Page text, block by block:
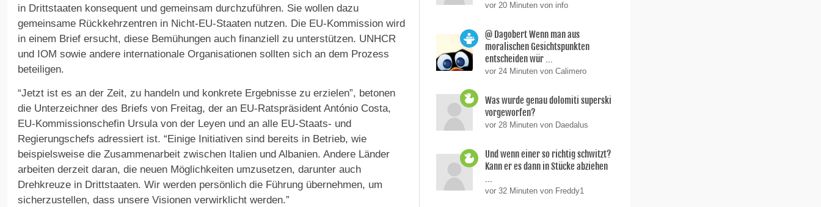
in Drittstaaten konsequent und gemeinsam durchzuführen. Sie wollen dazu
gemeinsame Rückkehrzentren in Nicht-EU-Staaten nutzen. Die EU-Kommission wird
in einem Brief ersucht, diese Bemühungen auch finanziell zu unterstützen. UNHCR
und IOM sowie andere internationale Organisationen sollten sich an dem Prozess
beteiligen.
“Jetzt ist es an der Zeit, zu handeln und konkrete Ergebnisse zu erzielen”, betonen
die Unterzeichner des Briefs von Freitag, der an EU-Ratspräsident António Costa,
EU-Kommissionschefin Ursula von der Leyen und an alle EU-Staats- und
Regierungschefs adressiert ist. “Einige Initiativen sind bereits in Betrieb, wie
beispielsweise die Zusammenarbeit zwischen Italien und Albanien. Andere Länder
arbeiten derzeit daran, die neuen Möglichkeiten umzusetzen, darunter auch
Drehkreuze in Drittstaaten. Wir werden persönlich die Führung übernehmen, um
sicherzustellen, dass unsere Visionen verwirklicht werden.”
vor 20 Minuten von info
@ Dagobert Wenn man aus
moralischen Gesichtspunkten
entscheiden wür ...
vor 24 Minuten von Calimero
Was wurde genau dolomiti superski
vorgeworfen?
vor 28 Minuten von Daedalus
Und wenn einer so richtig schwitzt?
Kann er es dann in Stücke abziehen
...
vor 32 Minuten von Freddy1